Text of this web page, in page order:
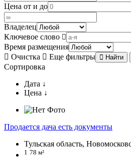
Цена от и до
Владелец
Ключевое слово
Время размещения
Очистка
Еще фильтры Найти
Сортировка
Дата ↓
Цена ↓
Продается дача есть документы
Тульская область,
1 78 м²